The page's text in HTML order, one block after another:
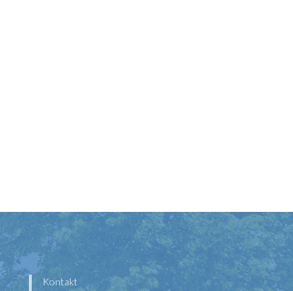
Kontakt